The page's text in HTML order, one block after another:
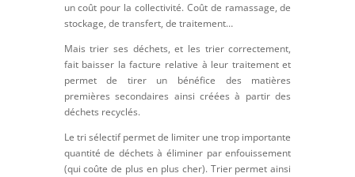
un coût pour la collectivité. Coût de ramassage, de
stockage, de transfert, de traitement…
Mais trier ses déchets, et les trier correctement,
fait baisser la facture relative à leur traitement et
permet de tirer un bénéfice des matières
premières secondaires ainsi créées à partir des
déchets recyclés.
Le tri sélectif permet de limiter une trop importante
quantité de déchets à éliminer par enfouissement
(qui coûte de plus en plus cher). Trier permet ainsi